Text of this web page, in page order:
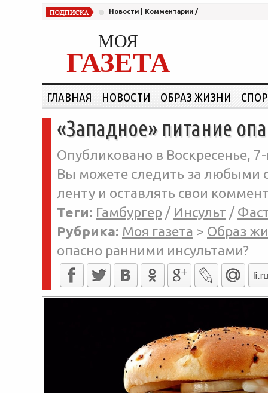
Новости Комментарии /
МОЯ
ГАЗЕТА
ГЛАВНАЯ НОВОСТИ ОБРАЗ ЖИЗНИ
«Западное» питание
Опубликовано в Воскресенье,
Вы можете следить за любыми
ленту и оставлять свои
Теги: Гамбургер / Инсульт /
Рубрика: Моя газета > Образ
опасно ранними инсультами?